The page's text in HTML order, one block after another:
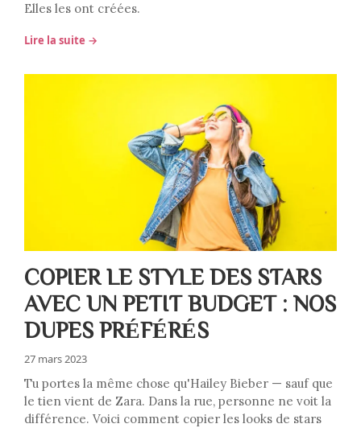
Elles les ont créées.
Lire la suite →
COPIER LE STYLE DES STARS
AVEC UN PETIT BUDGET : NOS
DUPES PRÉFÉRÉS
27 mars 2023
Tu portes la même chose qu'Hailey Bieber — sauf que
le tien vient de Zara. Dans la rue, personne ne voit la
différence. Voici comment copier les looks de stars